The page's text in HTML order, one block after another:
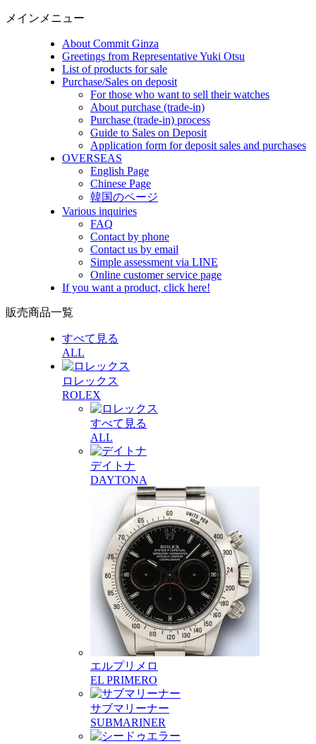
メインメニュー
About Commit Ginza
Greetings from Representative Yuki Otsu
List of products for sale
Purchase/Sales on deposit
For those who want to sell their watches
About purchase (trade-in)
Purchase (trade-in) process
Guide to Sales on Deposit
Application form for deposit sales and purchases
OVERSEAS
English Page
Chinese Page
韓国のページ
Various inquiries
FAQ
Contact by phone
Contact us by email
Simple assessment via LINE
Online customer service page
If you want a product, click here!
販売商品一覧
すべて見る
ALL
ロレックス
ROLEX
すべて見る
ALL
デイトナ
DAYTONA
エルプリメロ
EL PRIMERO
サブマリーナー
SUBMARINER